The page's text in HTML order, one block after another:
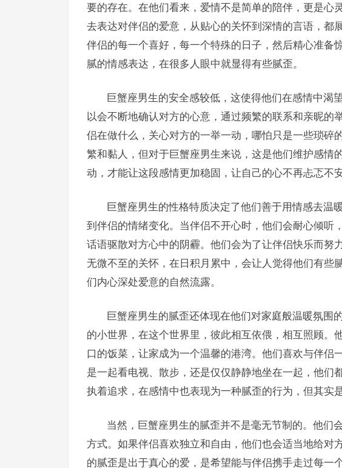
要的存在。在他们看来，爱情不是简单的陪伴，更是心
去表达对伴侣的爱意，从贴心的关怀到深情的言语，都
伴侣的每一个喜好，每一个特殊的日子，然后精心准备
腻的情感表达，在很多人眼中就显得有些腻歪。
巨蟹座男生的安全感较低，这使得他们在感情中渴
以会不断地确认对方的心意，通过频繁的联系和亲昵的
侣在做什么，关心对方的一举一动，哪怕只是一些琐碎
繁和黏人，但对于巨蟹座男生来说，这是他们维护感情
动，才能让这段感情更加稳固，让自己的心不再忐忑不安
巨蟹座男生的性格特质决定了他们善于用情感去温
到伴侣的情绪变化。当伴侣不开心时，他们会耐心倾听
话语驱散对方心中的阴霾。他们会为了让伴侣快乐而努
无微不至的关怀，在日积月累中，会让人觉得他们有些
们内心深处爱意的自然流露。
巨蟹座男生的腻歪还体现在他们对家庭般温暖氛围
的小世界，在这个世界里，彼此相互依偎，相互照顾。
口的饭菜，让家成为一个温馨的港湾。他们喜欢与伴侣
是一起看电视、散步，还是仅仅静静地坐在一起，他们
执着追求，在感情中也表现为一种腻歪的行为，但其实
当然，巨蟹座男生的腻歪并不是毫无节制的。他们
方式。如果伴侣喜欢独立和自由，他们也会适当地给对
的腻歪是出于真心的爱，是希望能与伴侣携手走过每一